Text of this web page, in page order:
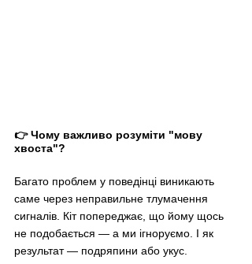
👉 Чому важливо розуміти "мову
хвоста"?
Багато проблем у поведінці виникають
саме через неправильне тлумачення
сигналів. Кіт попереджає, що йому щось
не подобається — а ми ігноруємо. І як
результат — подряпини або укус.